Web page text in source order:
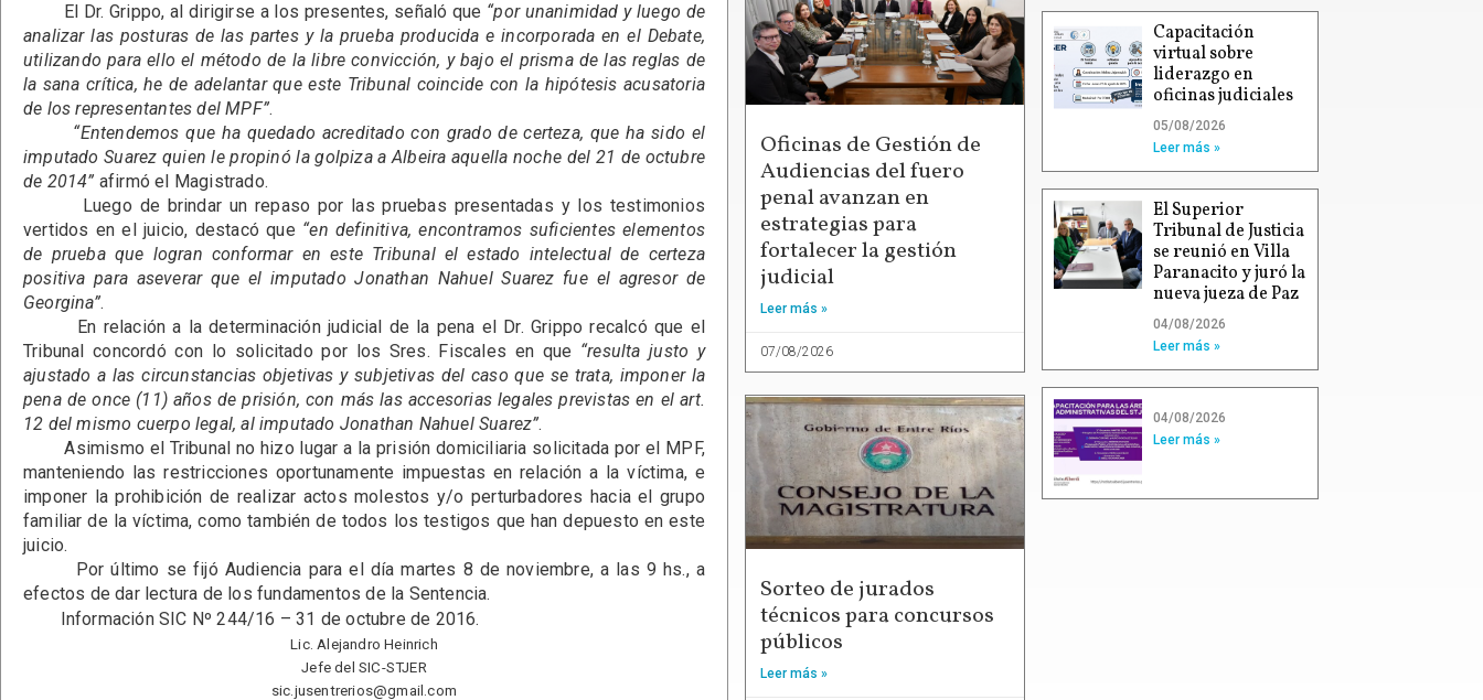
El Dr. Grippo, al dirigirse a los presentes, señaló que “por unanimidad y luego de
analizar las posturas de las partes y la prueba producida e incorporada en el Debate,
utilizando para ello el método de la libre convicción, y bajo el prisma de las reglas de
la sana crítica, he de adelantar que este Tribunal coincide con la hipótesis acusatoria
de los representantes del MPF”.
“Entendemos que ha quedado acreditado con grado de certeza, que ha sido el
imputado Suarez quien le propinó la golpiza a Albeira aquella noche del 21 de octubre
de 2014” afirmó el Magistrado.
Luego de brindar un repaso por las pruebas presentadas y los testimonios
vertidos en el juicio, destacó que “en definitiva, encontramos suficientes elementos
de prueba que logran conformar en este Tribunal el estado intelectual de certeza
positiva para aseverar que el imputado Jonathan Nahuel Suarez fue el agresor de
Georgina”.
En relación a la determinación judicial de la pena el Dr. Grippo recalcó que el
Tribunal concordó con lo solicitado por los Sres. Fiscales en que “resulta justo y
ajustado a las circunstancias objetivas y subjetivas del caso que se trata, imponer la
pena de once (11) años de prisión, con más las accesorias legales previstas en el art.
12 del mismo cuerpo legal, al imputado Jonathan Nahuel Suarez”.
Asimismo el Tribunal no hizo lugar a la prisión domiciliaria solicitada por el MPF,
manteniendo las restricciones oportunamente impuestas en relación a la víctima, e
imponer la prohibición de realizar actos molestos y/o perturbadores hacia el grupo
familiar de la víctima, como también de todos los testigos que han depuesto en este
juicio.
Por último se fijó Audiencia para el día martes 8 de noviembre, a las 9 hs., a
efectos de dar lectura de los fundamentos de la Sentencia.
Información SIC Nº 244/16 – 31 de octubre de 2016.
Lic. Alejandro Heinrich
Jefe del SIC-STJER
sic.jusentrerios@gmail.com
Oficinas de Gestión de
Audiencias del fuero
penal avanzan en
estrategias para
fortalecer la gestión
judicial
Leer más »
07/08/2026
Sorteo de jurados
técnicos para concursos
públicos
Leer más »
Capacitación
virtual sobre
liderazgo en
oficinas judiciales
05/08/2026
Leer más »
El Superior
Tribunal de Justicia
se reunió en Villa
Paranacito y juró la
nueva jueza de Paz
04/08/2026
Leer más »
04/08/2026
Leer más »